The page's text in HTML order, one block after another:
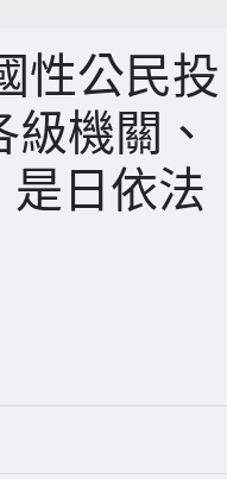
性公民投
機關、
日依法